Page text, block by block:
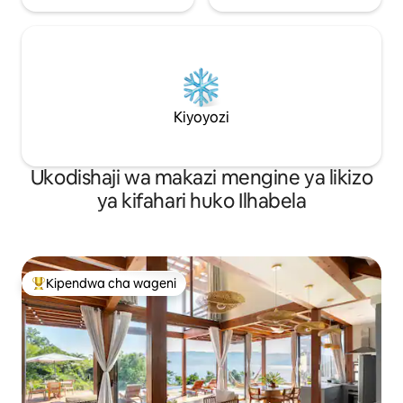
Kiyoyozi
Ukodishaji wa makazi mengine ya likizo
ya kifahari huko Ilhabela
Kipendwa maarufu cha wageni
Kipendwa cha wageni